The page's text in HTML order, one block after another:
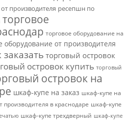
производителя ресепшн по
торговое
торговое оборудование на
оборудование от производителя
торговый островок
островок купить торговый
островок на
шкаф-купе на заказ шкаф-купе на
производителя в краснодаре шкаф-купе
шкаф-купе трехдверный шкаф-купе